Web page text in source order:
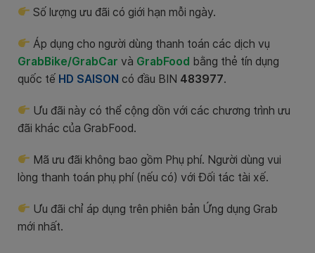
Số lượng ưu đãi có giới hạn mỗi ngày.
Áp dụng cho người dùng thanh toán các dịch vụ
GrabBike/GrabCar và GrabFood bằng thẻ tín dụng
quốc tế HD SAISON có đầu BIN 483977.
Ưu đãi này có thể cộng dồn với các chương trình ưu
đãi khác của GrabFood.
Mã ưu đãi không bao gồm Phụ phí. Người dùng vui
lòng thanh toán phụ phí (nếu có) với Đối tác tài xế.
Ưu đãi chỉ áp dụng trên phiên bản Ứng dụng Grab
mới nhất.